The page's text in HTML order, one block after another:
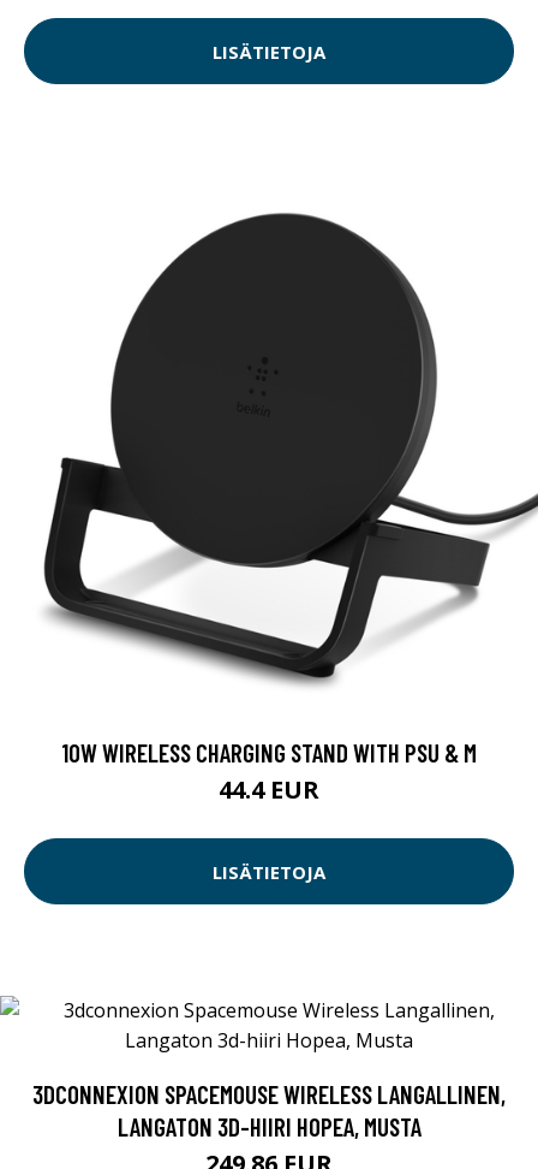
LISÄTIETOJA
10W WIRELESS CHARGING STAND WITH PSU & M
44.4 EUR
LISÄTIETOJA
3DCONNEXION SPACEMOUSE WIRELESS LANGALLINEN,
LANGATON 3D-HIIRI HOPEA, MUSTA